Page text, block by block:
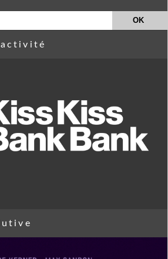
activité